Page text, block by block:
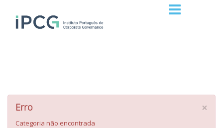
×
Erro
Categoria não encontrada